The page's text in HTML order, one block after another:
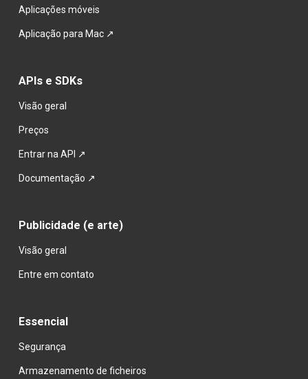
Aplicações móveis
Aplicação para Mac ↗
APIs e SDKs
Visão geral
Preços
Entrar na API ↗
Documentação ↗
Publicidade (e arte)
Visão geral
Entre em contato
Essencial
Segurança
Armazenamento de ficheiros